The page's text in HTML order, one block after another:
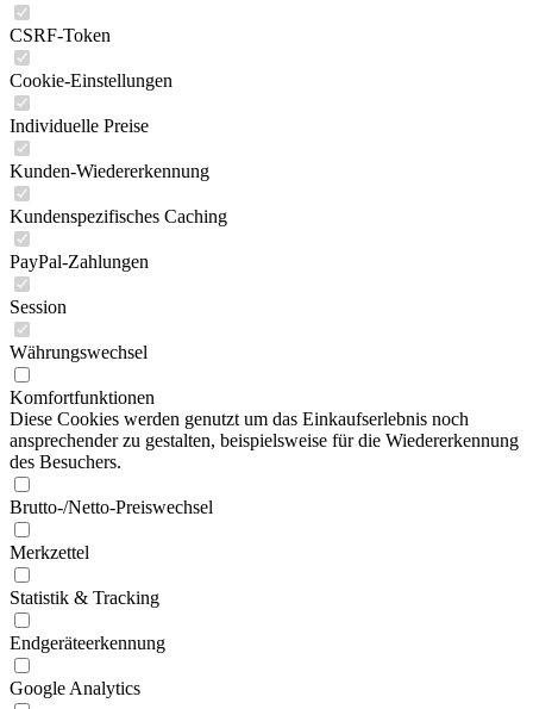
CSRF-Token
Cookie-Einstellungen
Individuelle Preise
Kunden-Wiedererkennung
Kundenspezifisches Caching
PayPal-Zahlungen
Session
Währungswechsel
Komfortfunktionen
Diese Cookies werden genutzt um das Einkaufserlebnis noch
ansprechender zu gestalten, beispielsweise für die Wiedererkennung
des Besuchers.
Brutto-/Netto-Preiswechsel
Merkzettel
Statistik & Tracking
Endgeräteerkennung
Google Analytics